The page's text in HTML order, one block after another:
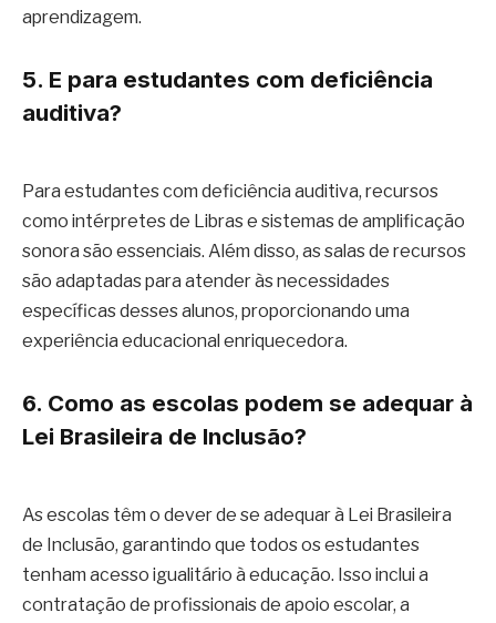
aprendizagem.
5. E para estudantes com deficiência
auditiva?
Para estudantes com deficiência auditiva, recursos
como intérpretes de Libras e sistemas de amplificação
sonora são essenciais. Além disso, as salas de recursos
são adaptadas para atender às necessidades
específicas desses alunos, proporcionando uma
experiência educacional enriquecedora.
6. Como as escolas podem se adequar à
Lei Brasileira de Inclusão?
As escolas têm o dever de se adequar à Lei Brasileira
de Inclusão, garantindo que todos os estudantes
tenham acesso igualitário à educação. Isso inclui a
contratação de profissionais de apoio escolar, a